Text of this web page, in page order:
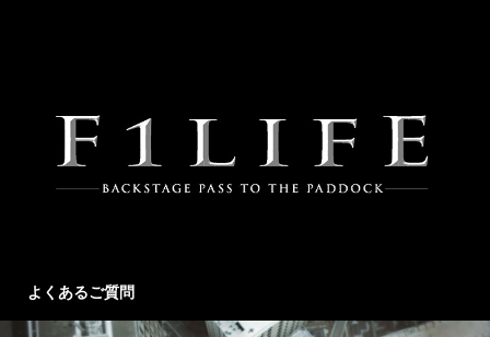
よくあるご質問